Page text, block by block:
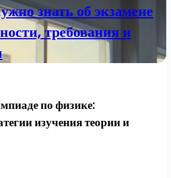
знать об экзамене
требования и
по физике:
изучения теории и